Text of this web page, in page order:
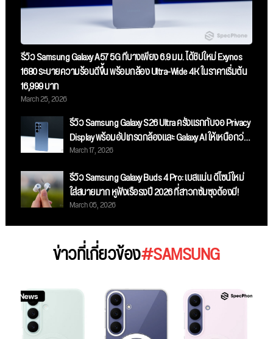
รีวิว Samsung Galaxy A57 5G ที่บางเพียง 6.9 มม. ได้ชิปใหม่ Exynos
1680 ระบายความร้อนดีขึ้น พร้อมกล้อง Ultra-Wide 4K ในราคาเริ่มต้น
16,999 บาท
March 25, 2026
รีวิว Samsung Galaxy S26 Ultra ครั้งแรกกับจอ Privacy
Display พร้อมอัปเกรดกล้องและ Galaxy AI ให้เหนือกว่า
เดิม
March 17, 2026
รีวิว Samsung Galaxy Buds 4 Pro: เบสแน่น ดีไซน์ใหม่
ใส่สบายมาก หูฟังเรือธงปี 2026 ที่สาวกซัมซุงต้องมี!
March 05, 2026
ข่าวที่เกี่ยวข้อง#SAMSUNG